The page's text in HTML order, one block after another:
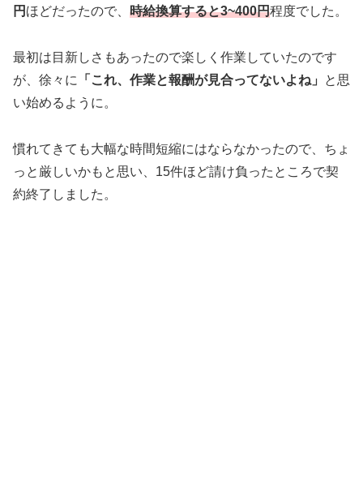
円 ほどだったので、 時給換算すると3~400円程度でした。
最初は目新しさもあったので楽しく作業していたのです
が、徐々に
「これ、作業と報酬が見合ってないよね」
と思
い始めるように。
慣れてきても大幅な時間短縮にはならなかったので、ちょ
っと厳しいかもと思い、15件ほど請け負ったところで契
約終了しました。